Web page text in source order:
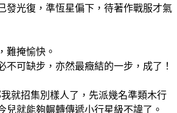
發光復，準恆星偏下，待著作戰服才氣
難掩愉快。
不可缺步，亦然最癥結的一步，成了！
就招集別樣人了，先派幾名準類木行
兒就能夠輾轉傳遞小行星級不諱了。